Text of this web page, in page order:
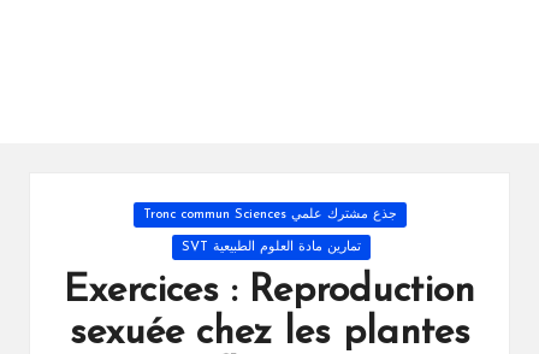
Posted
جذع مشترك علمي Tronc commun Sciences
تمارين مادة العلوم الطبيعية SVT
Exercices : Reproduction
sexuée chez les plantes